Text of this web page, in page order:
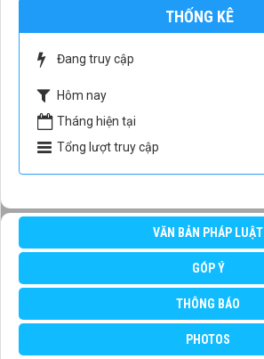
THỐNG KÊ
Đang truy cập
Hôm nay
Tháng hiện tại
Tổng lượt truy cập
VĂN BẢN PHÁP LUẬT
GÓP Ý
THÔNG BÁO
PHOTOS